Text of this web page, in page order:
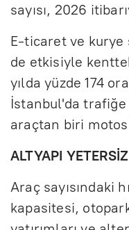
sayısı, 2026
E-ticaret ve kurye
de etkisiyle
yılda yüzde 174
İstanbul'da trafiğe
araçtan biri
ALTYAPI
Araç sayısındaki
kapasitesi,